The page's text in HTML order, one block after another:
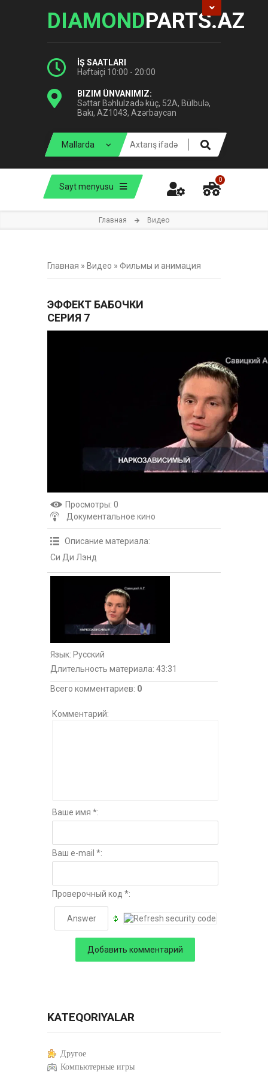
DIAMONDPARTS.AZ
İŞ SAATLARI
Həftəiçi 10:00 - 20:00
BIZIM ÜNVANIMIZ:
Səttar Bəhlulzadə küç, 52A, Bülbulə,
Bakı, AZ1043, Azərbaycan
Sayt menyusu
0
Главная Видео
Главная » Видео » Фильмы и анимация
ЭФФЕКТ БАБОЧКИ
СЕРИЯ 7
Просмотры: 0
Документальное кино
Описание материала:
Си Ди Лэнд
Язык: Русский
Длительность материала: 43:31
Всего комментариев: 0
Комментарий:
Ваше имя *:
Ваш e-mail *:
Проверочный код *:
KATEQORIYALAR
Другое
Компьютерные игры